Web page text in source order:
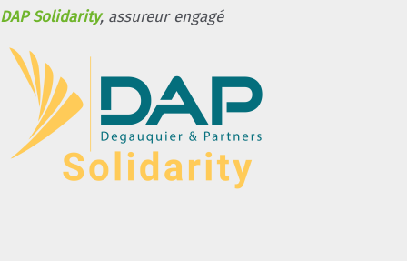
DAP Solidarity, assureur engagé